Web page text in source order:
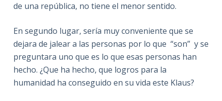
de una república, no tiene el menor sentido.
En segundo lugar, sería muy conveniente que se
dejara de jalear a las personas por lo que “son” y se
preguntara uno que es lo que esas personas han
hecho. ¿Que ha hecho, que logros para la
humanidad ha conseguido en su vida este Klaus?